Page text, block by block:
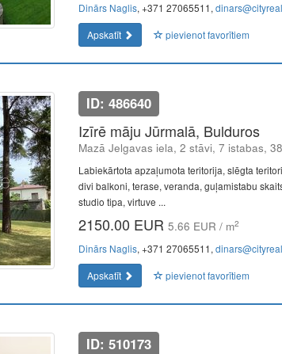
Dinārs Naglis, +371 27065511,
Apskatīt
pievienot favorītiem
ID: 486640
Izīrē māju Jūrmalā, Bulduros
Mazā Jelgavas iela, 2 stāvi, 7 istabas,
Labiekārtota apzaļumota teritorija, slēgta
divi balkoni, terase, veranda, guļamistabu
studio tipa, virtuve ...
2150.00 EUR 5.66 EUR / m2
Dinārs Naglis, +371 27065511,
Apskatīt
pievienot favorītiem
ID: 510173